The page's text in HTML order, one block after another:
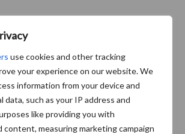
use cookies and other tracking
your experience on our website. We
information from your device and
data, such as your IP address and
like providing you with
content, measuring marketing campaign
produceert, dan wordt het zeer